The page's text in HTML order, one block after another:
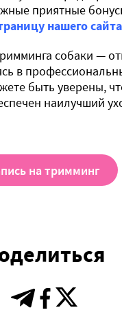
приятные
нашего сайта
собаки —
в
быть уверены,
наилучший
на тримминг